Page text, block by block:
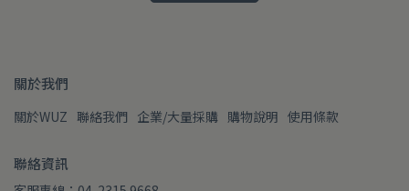
關於我們
關於WUZ 聯絡我們 企業/大量採購 購物說明 使用條款
聯絡資訊